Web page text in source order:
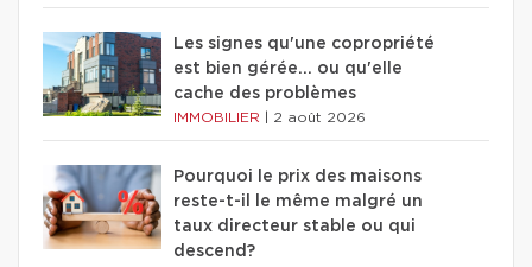
Les signes qu'une copropriété
est bien gérée… ou qu'elle
cache des problèmes
IMMOBILIER 2 août 2026
Pourquoi le prix des maisons
reste-t-il le même malgré un
taux directeur stable ou qui
descend?